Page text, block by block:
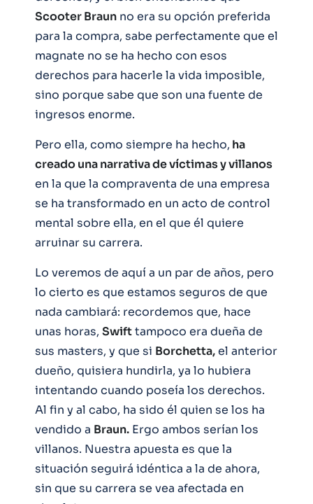
Scooter Braun no era su opción preferida
para la compra, sabe perfectamente que el
magnate no se ha hecho con esos
derechos para hacerle la vida imposible,
sino porque sabe que son una fuente de
ingresos enorme.
Pero ella, como siempre ha hecho, ha
creado una narrativa de víctimas y villanos
en la que la compraventa de una empresa
se ha transformado en un acto de control
mental sobre ella, en el que él quiere
arruinar su carrera.
Lo veremos de aquí a un par de años, pero
lo cierto es que estamos seguros de que
nada cambiará: recordemos que, hace
unas horas, Swifttampoco era dueña de
sus masters, y que si Borchetta,el anterior
dueño, quisiera hundirla, ya lo hubiera
intentando cuando poseía los derechos.
Al fin y al cabo, ha sido él quien se los ha
vendido a Braun. Ergo ambos serían los
villanos. Nuestra apuesta es que la
situación seguirá idéntica a la de ahora,
sin que su carrera se vea afectada en